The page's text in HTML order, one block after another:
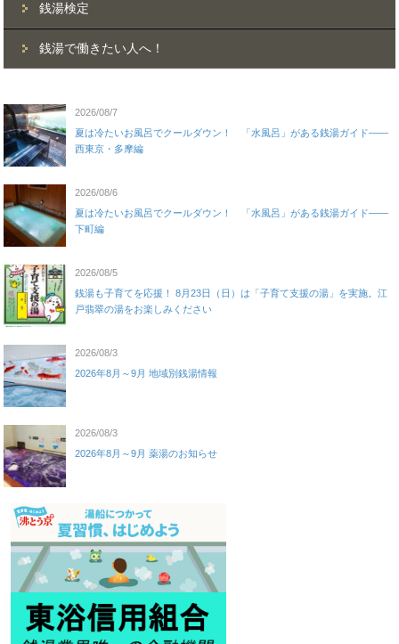
銭湯検定
銭湯で働きたい人へ！
2026/08/7
夏は冷たいお風呂でクールダウン！ 「水風呂」がある銭湯ガイド——
西東京・多摩編
2026/08/6
夏は冷たいお風呂でクールダウン！ 「水風呂」がある銭湯ガイド——
下町編
2026/08/5
銭湯も子育てを応援！ 8月23日（日）は「子育て支援の湯」を実施。江
戸翡翠の湯をお楽しみください
2026/08/3
2026年8月～9月 地域別銭湯情報
2026/08/3
2026年8月～9月 薬湯のお知らせ